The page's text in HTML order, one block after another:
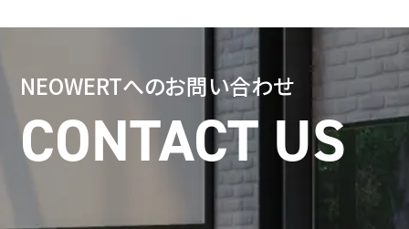
NEOWERTへのお問い合わせ